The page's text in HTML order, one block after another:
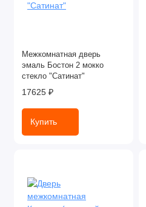
Межкомнатная дверь
эмаль Бостон 2 мокко
стекло "Сатинат"
17625 ₽
Купить